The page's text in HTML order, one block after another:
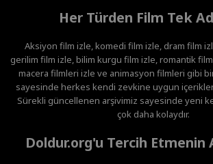
Her Türden Film Tek
Aksiyon film izle, komedi film izle, dram film
gerilim film izle, bilim kurgu film izle, romantik
macera filmleri izle ve animasyon filmleri gibi
sayesinde herkes kendi zevkine uygun
Sürekli güncellenen arşivimiz sayesinde yeni
çok daha kolaydır.
Doldur.org'u Tercih Etmenin